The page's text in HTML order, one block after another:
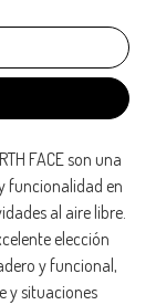
FACE son una
funcionalidad en
al aire libre.
elección
y funcional,
y situaciones